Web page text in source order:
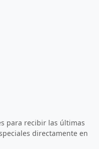
para recibir las últimas
directamente en